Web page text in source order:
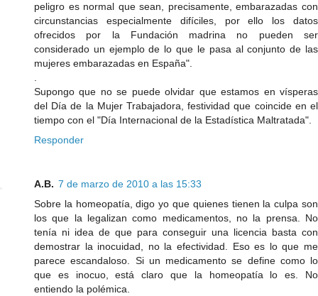
peligro es normal que sean, precisamente, embarazadas con
circunstancias especialmente difíciles, por ello los datos
ofrecidos por la Fundación madrina no pueden ser
considerado un ejemplo de lo que le pasa al conjunto de las
mujeres embarazadas en España".
Supongo que no se puede olvidar que estamos en vísperas
del Día de la Mujer Trabajadora, festividad que coincide en el
tiempo con el "Día Internacional de la Estadística Maltratada".
Responder
A.B. 7 de marzo de 2010 a las 15:33
Sobre la homeopatía, digo yo que quienes tienen la culpa son
los que la legalizan como medicamentos, no la prensa. No
tenía ni idea de que para conseguir una licencia basta con
demostrar la inocuidad, no la efectividad. Eso es lo que me
parece escandaloso. Si un medicamento se define como lo
que es inocuo, está claro que la homeopatía lo es. No
entiendo la polémica.